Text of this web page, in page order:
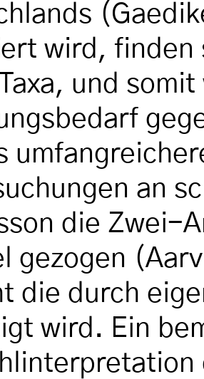
wird, finden
und
an
die Zwei-
gezogen
die durch
wird. Ein